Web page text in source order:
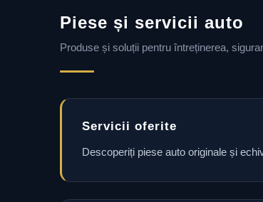
Piese și servicii auto
Produse și soluții pentru întreținerea,
Servicii oferite
Descoperiți piese auto originale și